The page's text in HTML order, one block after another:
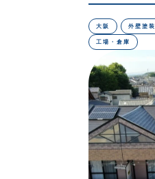
大阪 外壁塗装
工場・倉庫